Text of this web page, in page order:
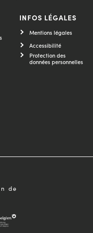
INFOS LÉGALES
Mentions légales
Accessibilité
Protection des
données personnelles
Youtube
de